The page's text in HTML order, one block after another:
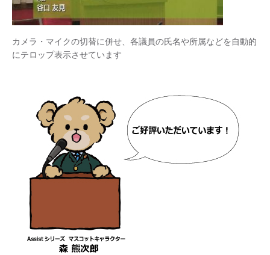
カメラ・マイクの切替に併せ、各議員の氏名や所属などを自動的
にテロップ表示させています